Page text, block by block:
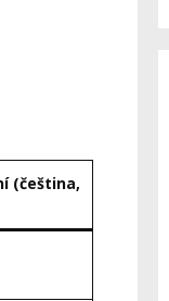
(čeština,